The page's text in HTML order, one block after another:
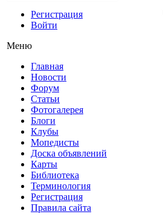
Регистрация
Войти
Меню
Главная
Новости
Форум
Статьи
Фотогалерея
Блоги
Клубы
Мопедисты
Доска объявлений
Карты
Библиотека
Терминология
Регистрация
Правила сайта